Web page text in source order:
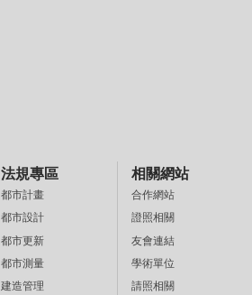
法規專區
都市計畫
都市設計
都市更新
都市測量
建造管理
相關網站
合作網站
證照相關
友會連結
學術單位
請照相關